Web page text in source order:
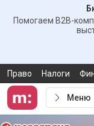
Помогаем B2B-
Право Налоги
Меню